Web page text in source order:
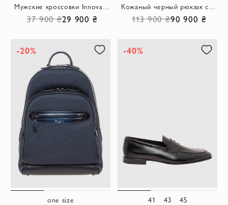
Мужские кроссовки Innova в бежевом цвете из высококачественного нубука
37 900 ₴29 900 ₴
Кожаный черный рюкзак с двумя основными отделениями на молнии
113 900 ₴90 900 ₴
-20%
one size
-40%
41 43 45